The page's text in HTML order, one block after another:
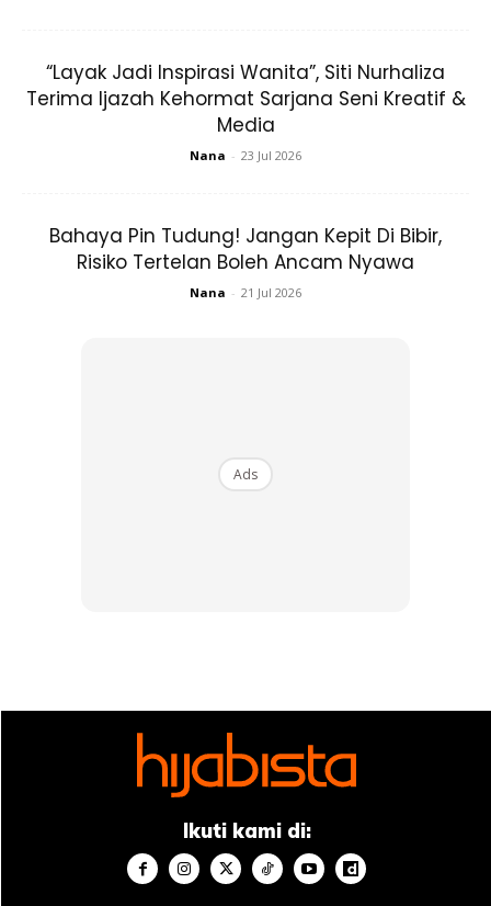
@belladowanna_halim @lisdawati15
@fauzinawawi_new
@sabrina_ali_dad_khan @amirnafis
A Post Shared By Global Station Sdn. Bhd.(@globalstationsb) On Nov 7, 2019 At 1:09am PST
Bagi lelaki yang berpoligami, wajib baginya untuk sediakan
tempat tinggal yang berasingan, selesa dan selamat
kepada isteri-isterinya. Kalau isteri-isteri tidak boleh
tinggal serumah walau bilik berasingan, maka, suami mesti
sediakan rumah berasingan yang selesa dan selamat untuk
berlaku adil kepada isteri-isteri dalam tanggungan.
“Layak Jadi Inspirasi Wanita”, Siti Nurhaliza
Terima Ijazah Kehormat Sarjana Seni Kreatif &
Media
Nana - 23 Jul 2026
Bahaya Pin Tudung! Jangan Kepit Di Bibir,
Risiko Tertelan Boleh Ancam Nyawa
Nana - 21 Jul 2026
Ads
Ikuti kami di: